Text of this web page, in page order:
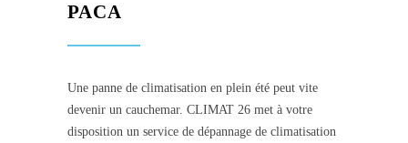
PACA
Une panne de climatisation en plein été peut vite
devenir un cauchemar. CLIMAT 26 met à votre
disposition un service de dépannage de climatisation